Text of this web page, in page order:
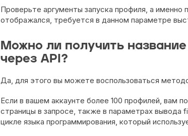
Проверьте аргументы запуска профиля, а
отображался, требуется в данном параметре
Можно ли получить
через API?
Да, для этого вы можете воспользоваться
Если в вашем аккаунте более 100 профилей, вам
страницы в запросе, также в параметрах
цикле языка программирования, который